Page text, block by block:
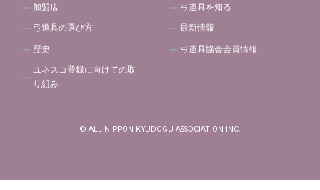
加盟店
弓道具の選び方
歴史
ユネスコ登録に向けての取
り組み
弓道具を知る
最新情報
弓道具協会会員情報
© ALL NIPPON KYUDOGU ASSOCIATION INC.